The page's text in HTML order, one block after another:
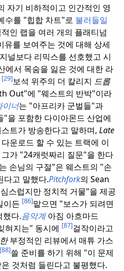
자기 비하적이고 인간적인 영
수를 "힙합 차트"로 불러들일
인 랩을 여러 개의 플래티넘
유를 보여주는 것에 대해 상세
널보다 리믹스를 선호했고 시
에서 목숨을 잃은 것에 대한 라
[29]보석 위주의 더 칼리지 드롭
Out"에 "웨스트의 반박"이라
이너는 "아프리카 군벌들"과
을 포함한 다이아몬드 산업에
트가 방송한다고 말하며, Late
운로드 할 수 있는 트랙에 이
가 "24캐럿짜리 질문"을 한다
손님의 구절"은 웨스트의 "손
다고 말했다.Pitchfork의 Sean
스럽지만 정치적 거물"을 제공
이든 [86]맡으면 "보스가 되려면
했다.음악계아짐 아흐마드
혀지는" 동시에 [87]걸작이라고
부정적인 리뷰에서 매튜 가스
[88]쓸 준비를 하기 위해 "이 문제
것처럼 들린다고 불평했다.